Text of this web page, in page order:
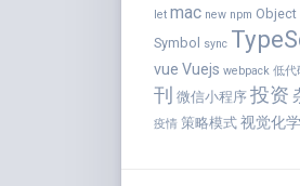
let mac new npm Object
Symbol sync
vue Vuejs webpack 低代
刊 微信小程序 投资
疫情 策略模式 视觉化